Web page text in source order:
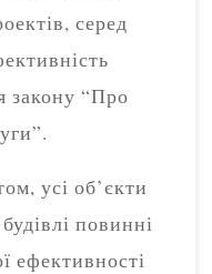
серед
закону “Про
усі об’єкти
повинні
ефективності